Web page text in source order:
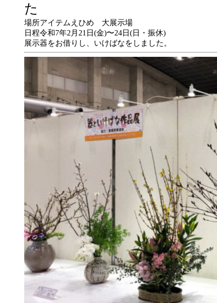
た
場所アイテムえひめ 大展示場
日程令和7年2月21日(金)〜24日(日・振休)
展示器をお借りし、いけばなをしました。